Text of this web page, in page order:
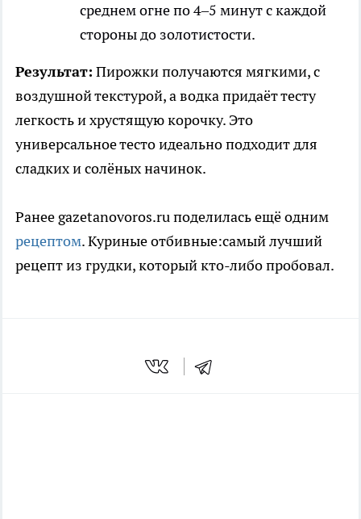
среднем огне по 4–5 минут с каждой
стороны до золотистости.
Результат: Пирожки получаются мягкими, с
воздушной текстурой, а водка придаёт тесту
легкость и хрустящую корочку. Это
универсальное тесто идеально подходит для
сладких и солёных начинок.
Ранее gazetanovoros.ru поделилась ещё одним
рецептом. Куриные отбивные:самый лучший
рецепт из грудки, который кто-либо пробовал.